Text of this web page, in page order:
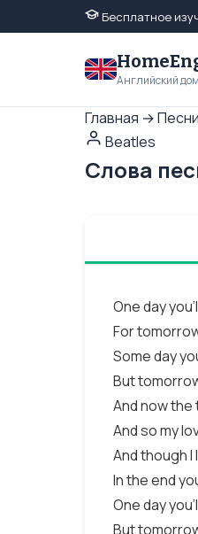
Бесплатное
Английский
Главная →Песни
Beatles
Слова
One day
For
Some day
But
And now the
And so my
And though I
In the end
One day
But